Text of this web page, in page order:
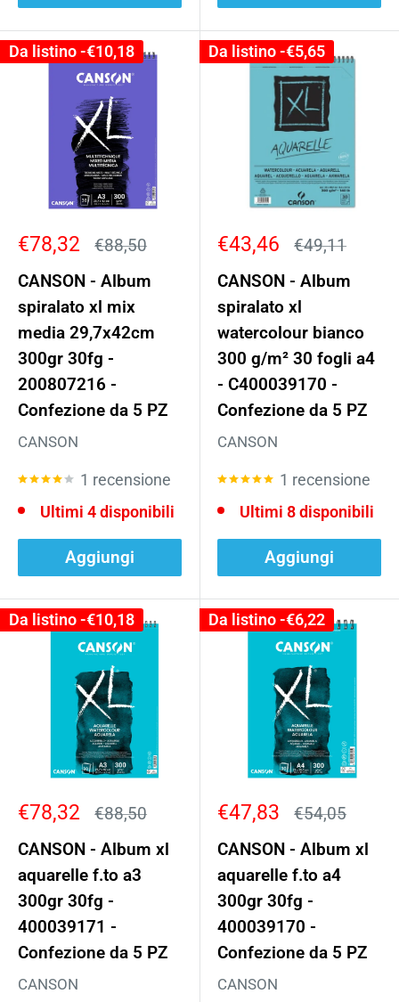
Da listino -€10,18
Prezzo
€78,32 Prezzo
€88,50
CANSON - Album
spiralato xl mix
media 29,7x42cm
300gr 30fg -
200807216 -
Confezione da 5 PZ
CANSON
1 recensione
Ultimi 4 disponibili
Aggiungi
Da listino -€5,65
Prezzo
€43,46 Prezzo
€49,11
CANSON - Album
spiralato xl
watercolour bianco
300 g/m² 30 fogli a4
- C400039170 -
Confezione da 5 PZ
CANSON
1 recensione
Ultimi 8 disponibili
Aggiungi
Da listino -€10,18
Prezzo
€78,32 Prezzo
€88,50
CANSON - Album xl
aquarelle f.to a3
300gr 30fg -
400039171 -
Confezione da 5 PZ
CANSON
Da listino -€6,22
Prezzo
€47,83 Prezzo
€54,05
CANSON - Album xl
aquarelle f.to a4
300gr 30fg -
400039170 -
Confezione da 5 PZ
CANSON